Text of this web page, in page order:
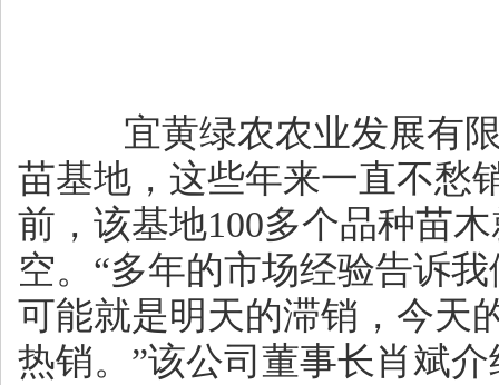
宜黄绿农农业发展有限
苗基地，这些年来一直不愁
前，该基地100多个品种苗
空。“多年的市场经验告诉
可能就是明天的滞销，今天
热销。”该公司董事长肖斌